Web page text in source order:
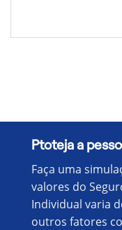
Ptoteja a
Faça uma
valores do
Individual varia
outros fatores